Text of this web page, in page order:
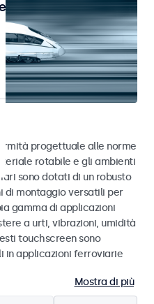
progettuale alle norme
rotabile e gli ambienti
sono dotati di un robusto
di montaggio versatili per
gamma di applicazioni
a urti, vibrazioni, umidità
touchscreen sono
in applicazioni ferroviarie
Mostra di più